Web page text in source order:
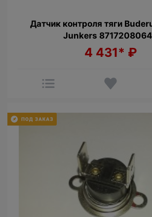
Датчик контроля тяги
Junkers
4 431* ₽